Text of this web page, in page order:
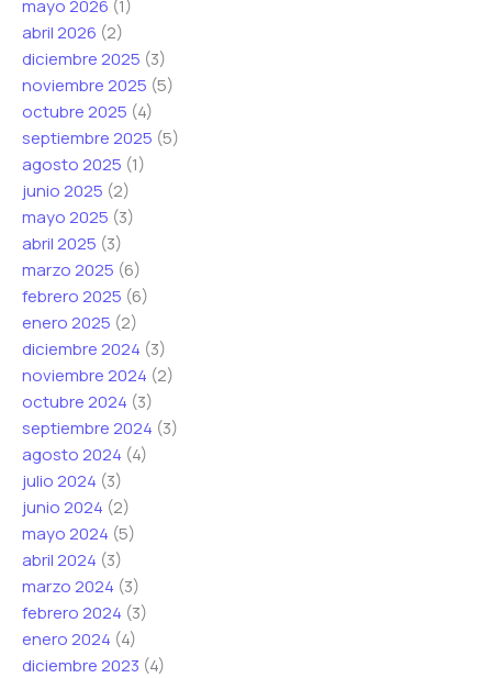
c
o
*
*
c
o
C
o
r
r
e
o
c
t
r
ó
n
i
c
o
*
mayo 2026 (1)
abril 2026 (2)
diciembre 2025 (3)
noviembre 2025 (5)
octubre 2025 (4)
septiembre 2025 (5)
agosto 2025 (1)
junio 2025 (2)
mayo 2025 (3)
abril 2025 (3)
marzo 2025 (6)
febrero 2025 (6)
enero 2025 (2)
diciembre 2024 (3)
noviembre 2024 (2)
octubre 2024 (3)
septiembre 2024 (3)
agosto 2024 (4)
julio 2024 (3)
junio 2024 (2)
mayo 2024 (5)
abril 2024 (3)
marzo 2024 (3)
febrero 2024 (3)
enero 2024 (4)
diciembre 2023 (4)